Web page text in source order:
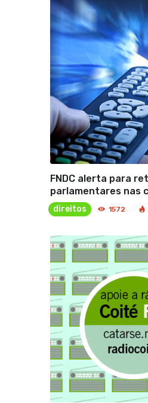
FNDC alerta para
parlamentares nas
direitos 1572